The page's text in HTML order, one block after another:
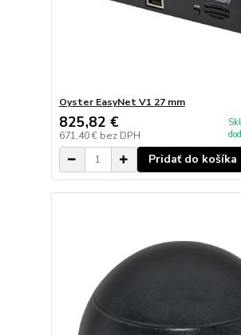
Oyster EasyNet V1 27 mm
825,82 €
671,40 € bez DPH
Pridať do košíka